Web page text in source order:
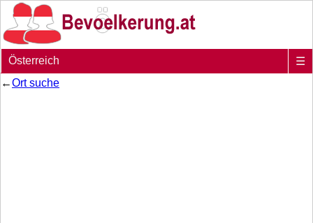
Österreich
☰
←Ort suche